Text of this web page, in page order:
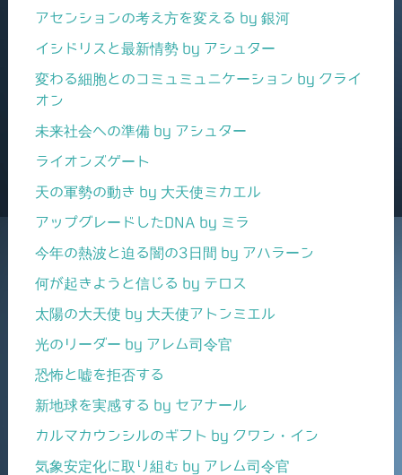
アセンションの考え方を変える by 銀河
イシドリスと最新情勢 by アシュター
変わる細胞とのコミュミュニケーション by クライ
オン
未来社会への準備 by アシュター
ライオンズゲート
天の軍勢の動き by 大天使ミカエル
アップグレードしたDNA by ミラ
今年の熱波と迫る闇の3日間 by アハラーン
何が起きようと信じる by テロス
太陽の大天使 by 大天使アトンミエル
光のリーダー by アレム司令官
恐怖と嘘を拒否する
新地球を実感する by セアナール
カルマカウンシルのギフト by クワン・イン
気象安定化に取り組む by アレム司令官